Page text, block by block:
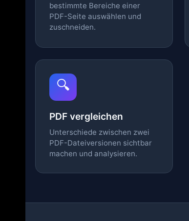
bestimmte Bereiche einer
PDF-Seite auswählen und
zuschneiden.
🔍
PDF vergleichen
Unterschiede zwischen zwei
PDF-Dateiversionen sichtbar
machen und analysieren.